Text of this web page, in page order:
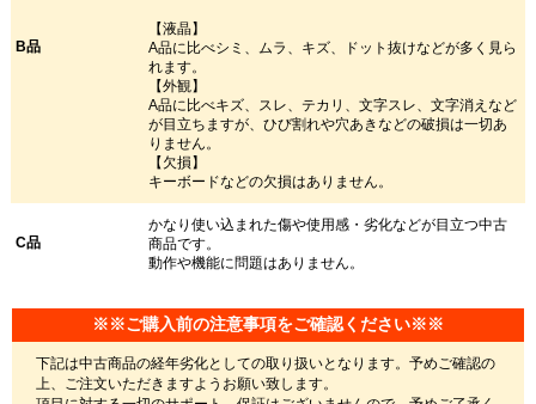
B品
【液晶】
A品に比べシミ、ムラ、キズ、ドット抜けなどが多く見ら
れます。
【外観】
A品に比べキズ、スレ、テカリ、文字スレ、文字消えなど
が目立ちますが、ひび割れや穴あきなどの破損は一切あ
りません。
【欠損】
キーボードなどの欠損はありません。
C品
かなり使い込まれた傷や使用感・劣化などが目立つ中古
商品です。
動作や機能に問題はありません。
※※ご購入前の注意事項をご確認ください※※
下記は中古商品の経年劣化としての取り扱いとなります。予めご確認の
上、ご注文いただきますようお願い致します。